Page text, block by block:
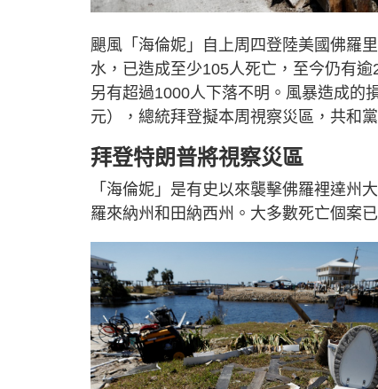
颶風「海倫妮」自上周四登陸美國佛羅
水，已造成至少105人死亡，至今仍有
另有超過1000人下落不明。風暴造成的
元），總統拜登擬本周視察災區，共和
拜登特朗普將視察災區
「海倫妮」是有史以來襲擊佛羅裡達州
羅來納州和田納西州。大多數死亡個案